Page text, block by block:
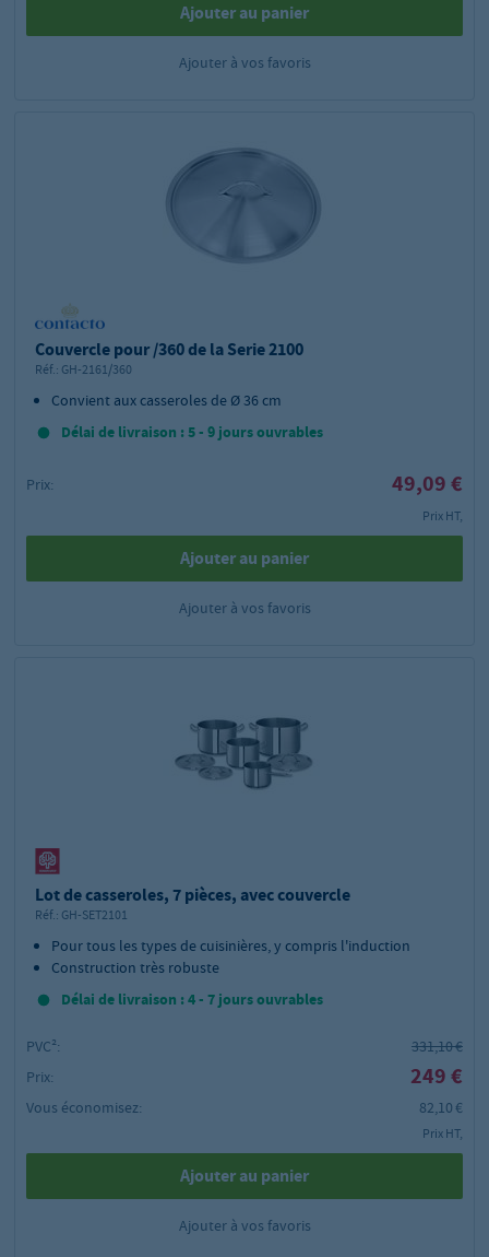
Ajouter au panier
Ajouter à vos favoris
Couvercle pour /360 de la Serie 2100
Réf.: GH-2161/360
Convient aux casseroles de Ø 36 cm
Délai de livraison : 5 - 9 jours ouvrables
Prix: 49,09 €
Prix HT,
Ajouter au panier
Ajouter à vos favoris
Lot de casseroles, 7 pièces, avec couvercle
Réf.: GH-SET2101
Pour tous les types de cuisinières, y compris l'induction
Construction très robuste
Délai de livraison : 4 - 7 jours ouvrables
PVC²:
331,10 €
Prix:
249 €
Vous économisez: 82,10 €
Prix HT,
Ajouter au panier
Ajouter à vos favoris